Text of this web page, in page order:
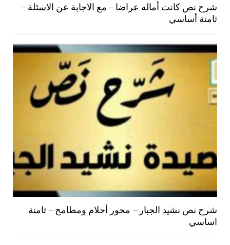
شرح نص كانت أماله عراضا – مع الاجابة عن الاسئلة –
ثامنة أساسي
شرح نص نشيد الجبار – محور أحلام ومطامح – ثامنة
اساسي